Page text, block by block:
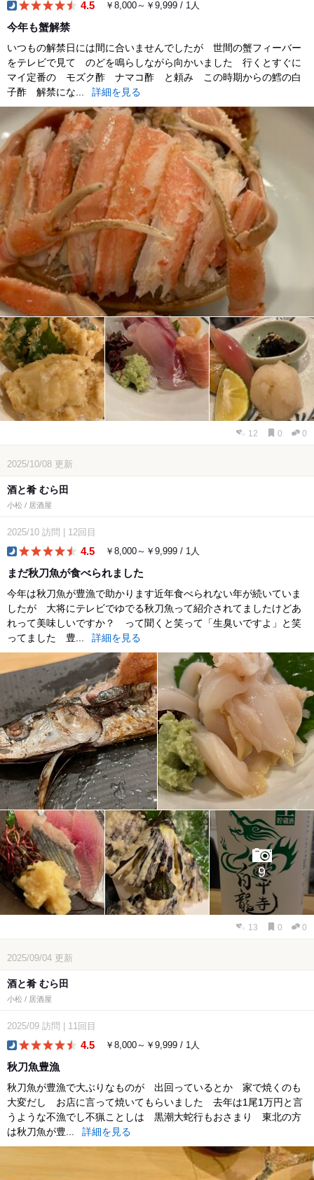
4.5 ￥8,000～￥9,999 / 1人
今年も蟹解禁
いつもの解禁日には間に合いませんでしたが 世間の蟹フィーバー
をテレビで見て のどを鳴らしながら向かいました 行くとすぐに
マイ定番の モズク酢 ナマコ酢 と頼み この時期からの鱈の白
子酢 解禁にな...
詳細を見る
12 0 0
2025/10/08 更新
酒と肴 むら田
小松 / 居酒屋
2025/10 訪問 12回目
4.5 ￥8,000～￥9,999 / 1人
まだ秋刀魚が食べられました
今年は秋刀魚が豊漁で助かります近年食べられない年が続いていま
したが 大将にテレビでゆでる秋刀魚って紹介されてましたけどあ
れって美味しいですか？ って聞くと笑って「生臭いですよ」と笑
ってました 豊...
詳細を見る
9
13 0 0
2025/09/04 更新
酒と肴 むら田
小松 / 居酒屋
2025/09 訪問 | 11回目
4.5 ￥8,000～￥9,999 / 1人
秋刀魚豊漁
秋刀魚が豊漁で大ぶりなものが 出回っているとか 家で焼くのも
大変だし お店に言って焼いてもらいました 去年は1尾1万円と言
うような不漁でし不猟ことしは 黒潮大蛇行もおさまり 東北の方
は秋刀魚が豊...
詳細を見る